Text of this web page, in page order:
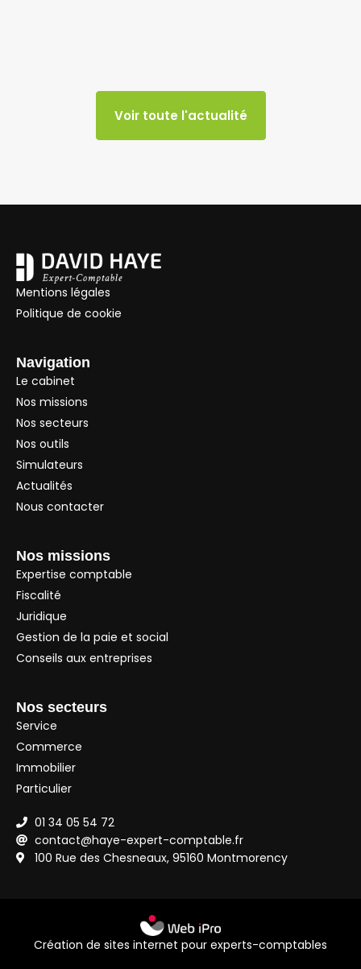
Voir toute l'actualité
Mentions légales
Politique de cookie
Navigation
Le cabinet
Nos missions
Nos secteurs
Nos outils
Simulateurs
Actualités
Nous contacter
Nos missions
Expertise comptable
Fiscalité
Juridique
Gestion de la paie et social
Conseils aux entreprises
Nos secteurs
Service
Commerce
Immobilier
Particulier
01 34 05 54 72
contact@haye-expert-comptable.fr
100 Rue des Chesneaux, 95160 Montmorency
Création de sites internet pour experts-comptables